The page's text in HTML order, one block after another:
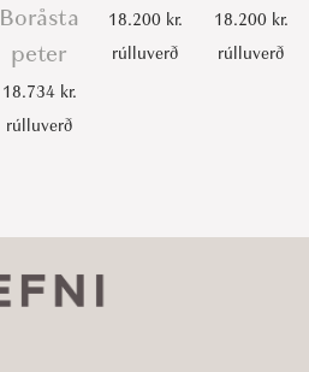
Boråsta
peter
18.734 kr.
rúlluverð
18.200 kr.
rúlluverð
18.200 kr.
rúlluverð